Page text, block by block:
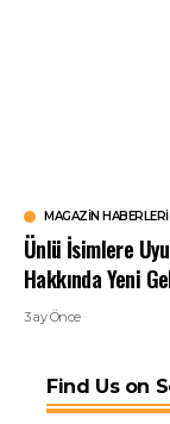
MAGAZIN HABERLERI
Ünlü İsimlere
Hakkında Yeni
3 ay Önce
Find Us on